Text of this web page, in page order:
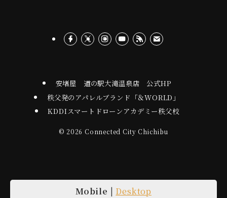
安堵屋 道の駅大滝温泉店 公式HP
秩父発のアパレルブランド「＆WORLD」
KDDIスマートドローンアカデミー秩父校
© 2026 Connected City Chichibu
Mobile | Desktop